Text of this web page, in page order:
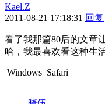
Kael.Z
2011-08-21 17:18:31 回复
看了我那篇80后的文章
哈，我最喜欢看这种生
Windows Safari